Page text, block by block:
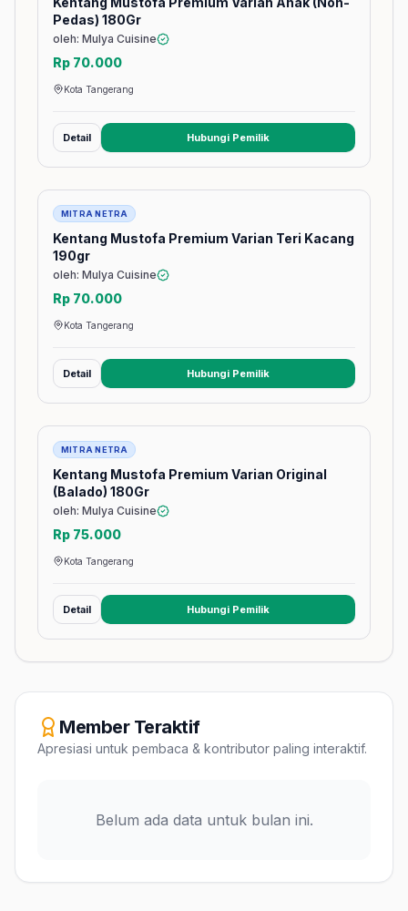
Pedas) 180Gr
oleh: Mulya Cuisine
Rp 70.000
Kota Tangerang
Detail Hubungi Pemilik(membuka tab baru)
Barang
MITRA NETRA
Kentang Mustofa Premium Varian Teri Kacang
190gr
oleh: Mulya Cuisine
Rp 70.000
Kota Tangerang
Detail Hubungi Pemilik(membuka tab baru)
Barang
MITRA NETRA
Kentang Mustofa Premium Varian Original
(Balado) 180Gr
oleh: Mulya Cuisine
Rp 75.000
Kota Tangerang
Detail Hubungi Pemilik(membuka tab baru)
Member Teraktif
Apresiasi untuk pembaca & kontributor paling interaktif.
Belum ada data untuk bulan ini.